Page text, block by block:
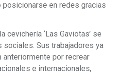
posicionarse en redes gracias
cevichería ‘Las Gaviotas’ se
sociales. Sus trabajadores ya
anteriormente por recrear
e internacionales,